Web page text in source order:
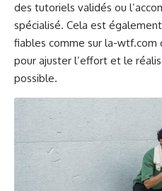
des tutoriels validés ou
spécialisé. Cela est
fiables comme sur la-wtf.com
pour ajuster l’effort et le
possible.